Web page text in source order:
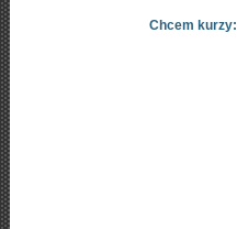
Chcem kurzy: